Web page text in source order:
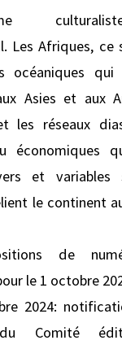
Les Afriques, ce
océaniques
Asies et aux
les réseaux
économiques
et variables
le continent
de
le 1 octobre
2024:
Comité